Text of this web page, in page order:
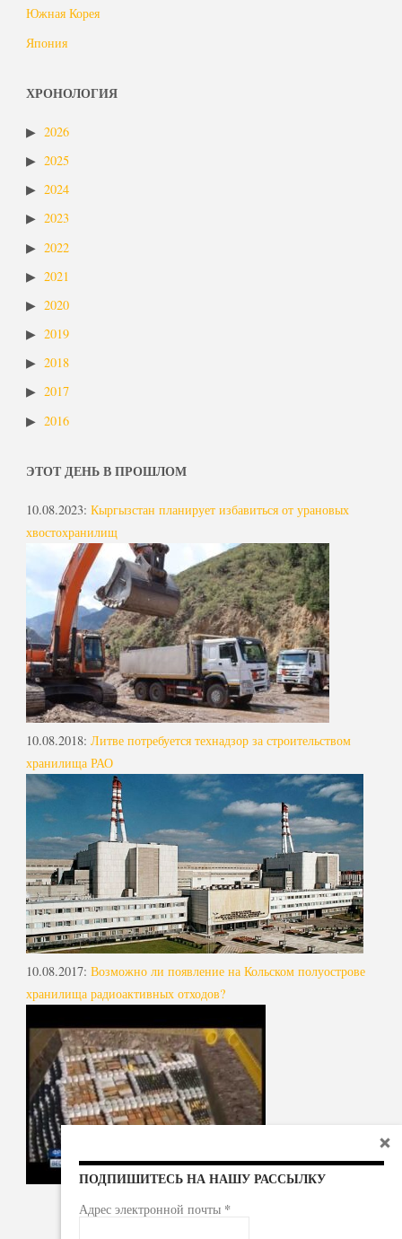
Южная Корея
Япония
ХРОНОЛОГИЯ
2026
2025
2024
2023
2022
2021
2020
2019
2018
2017
2016
ЭТОТ ДЕНЬ В ПРОШЛОМ
10.08.2023: Кыргызстан планирует избавиться от урановых
хвостохранилищ
10.08.2018: Литве потребуется технадзор за строительством
хранилища РАО
10.08.2017: Возможно ли появление на Кольском полуострове
хранилища радиоактивных отходов?
ПОДПИШИТЕСЬ НА НАШУ РАССЫЛКУ
Адрес электронной почты *